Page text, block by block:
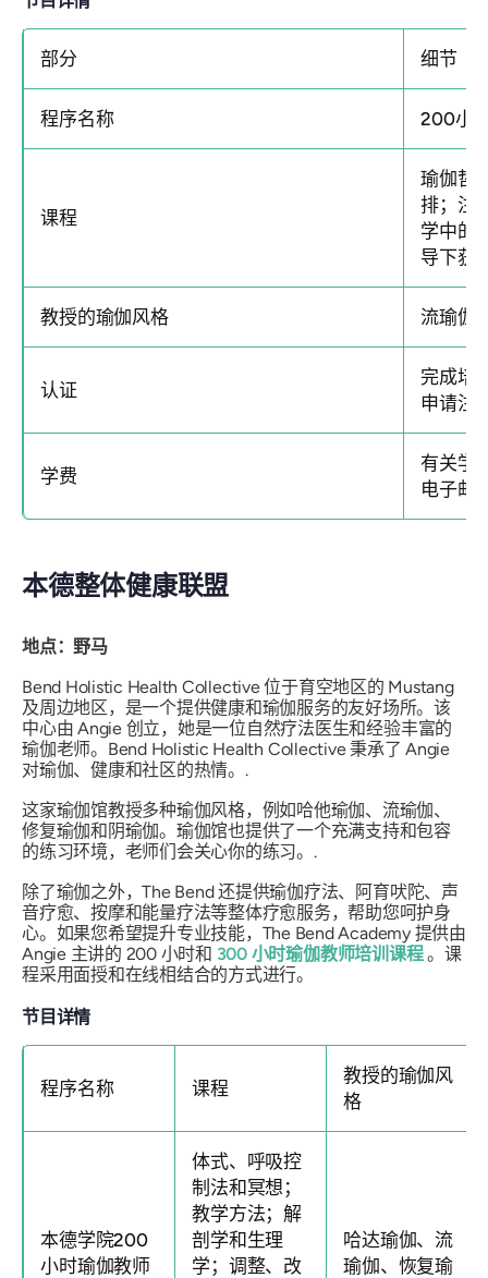
部分 细节
程序名称 200小
课程
瑜伽哲
排；注
学中的
导下获
教授的瑜伽风格 流瑜伽
认证
完成培
申请注
学费
有关学
电子邮
本德整体健康联盟
地点：野马
Bend Holistic Health Collective 位于育空地区的 Mustang
及周边地区，是一个提供健康和瑜伽服务的友好场所。该
中心由 Angie 创立，她是一位自然疗法医生和经验丰富的
瑜伽老师。Bend Holistic Health Collective 秉承了 Angie
对瑜伽、健康和社区的热情。.
这家瑜伽馆教授多种瑜伽风格，例如哈他瑜伽、流瑜伽、
修复瑜伽和阴瑜伽。瑜伽馆也提供了一个充满支持和包容
的练习环境，老师们会关心你的练习。.
除了瑜伽之外，The Bend 还提供瑜伽疗法、阿育吠陀、声
音疗愈、按摩和能量疗法等整体疗愈服务，帮助您呵护身
心。如果您希望提升专业技能，The Bend Academy 提供由
Angie 主讲的 200 小时和 300 小时瑜伽教师培训课程。课
程采用面授和在线相结合的方式进行。
节目详情
程序名称 课程
教授的瑜伽风
格
本德学院200
小时瑜伽教师
体式、呼吸控
制法和冥想；
教学方法；解
剖学和生理
学；调整、改
哈达瑜伽、流
瑜伽、恢复瑜